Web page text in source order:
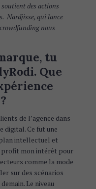
des actions
Nardjisse, qui lance
nous
tu
Que
de l’agence dans
digital. Ce fut une
intellectuel et
profit mon intérêt pour
comme la mode
sur des scénarios
Le niveau